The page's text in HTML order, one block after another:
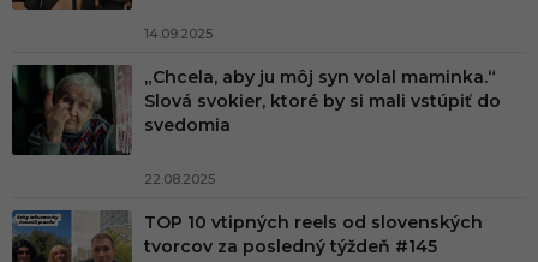
14.09.2025
„Chcela, aby ju môj syn volal maminka.“
Slová svokier, ktoré by si mali vstúpiť do
svedomia
22.08.2025
TOP 10 vtipných reels od slovenských
tvorcov za posledný týždeň #145